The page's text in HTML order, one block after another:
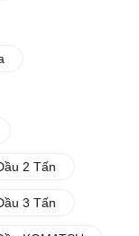
2 Tấn
3 Tấn